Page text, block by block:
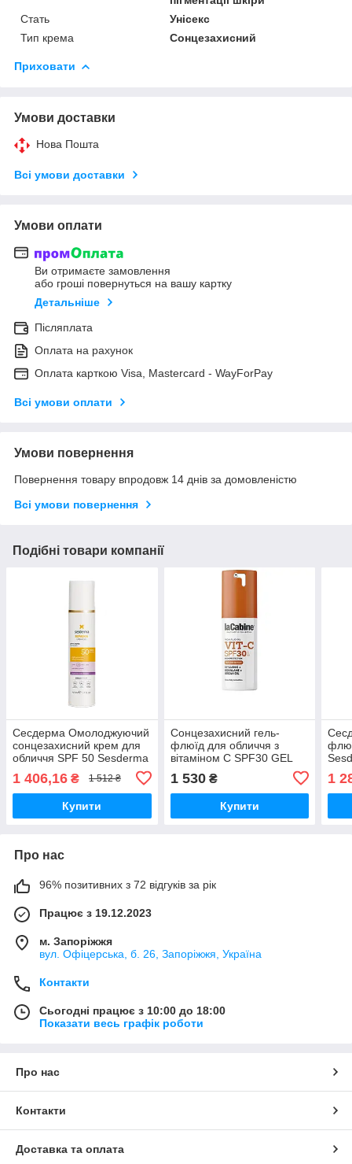
Стать
Унісекс
Тип крема
Сонцезахисний
Приховати
Умови доставки
Нова Пошта
Всі умови доставки
Умови оплати
Ви отримаєте замовлення
або гроші повернуться на вашу картку
Детальніше
Післяплата
Оплата на рахунок
Оплата карткою Visa, Mastercard - WayForPay
Всі умови оплати
Умови повернення
Повернення товару впродовж 14 днів за домовленістю
Всі умови повернення
Подібні товари компанії
Сесдерма Омолоджуючий
сонцезахисний крем для
обличчя SPF 50 Sesderma
Repaskin Urban 365 Anti-
Aging SPF50 50 мл
1 406,16 ₴ 1 512 ₴
Купити
Сонцезахисний гель-
флюїд для обличчя з
вітаміном С SPF30 GEL
LaCabine, 30 мл
1 530₴
Купити
мл
1
Про нас
96% позитивних з 72 відгуків за рік
Працює з 19.12.2023
м. Запоріжжя
вул. Офіцерська, б. 26, Запоріжжя, Україна
Контакти
Сьогодні працює з 10:00 до 18:00
Показати весь графік роботи
Про нас
Контакти
Доставка та оплата